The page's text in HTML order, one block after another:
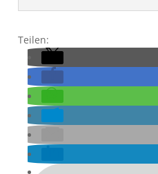
Teilen: